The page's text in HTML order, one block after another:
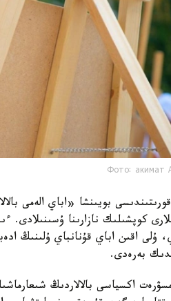
Фото: акимат
بويىنشا «اباي الەمى
كوپشىلىك نازارىنا
ۇلى اقىن اباي قۇنانباي ۇلىنىڭ
بەرەدى.
اكسياسى بالالاردىڭ